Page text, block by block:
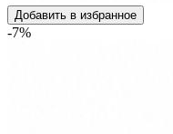
Добавить в избранное
-7%